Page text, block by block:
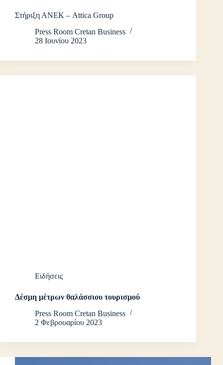
Στήριξη ΑΝΕΚ – Attica Group
Press Room Cretan Business
28 Ιουνίου 2023
Ειδήσεις
Δέσμη μέτρων θαλάσσιου τουρισμού
Press Room Cretan Business
2 Φεβρουαρίου 2023